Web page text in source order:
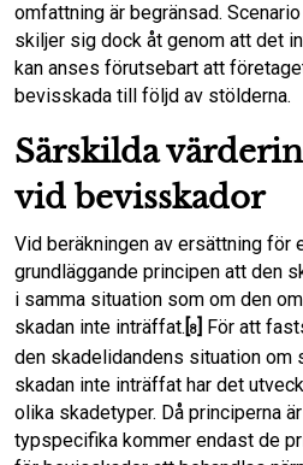
omfattning är begränsad.
skiljer sig dock åt genom att det
kan anses förutsebart att
bevisskada till följd av stölderna.
Särskilda
vid bevisskador
Vid beräkningen av ersättning för
grundläggande principen att den
i samma situation som om den
skadan inte inträffat. [8] För att
den skadelidandens situation om
skadan inte inträffat har det
olika skadetyper. Då principerna
typspecifika kommer endast de